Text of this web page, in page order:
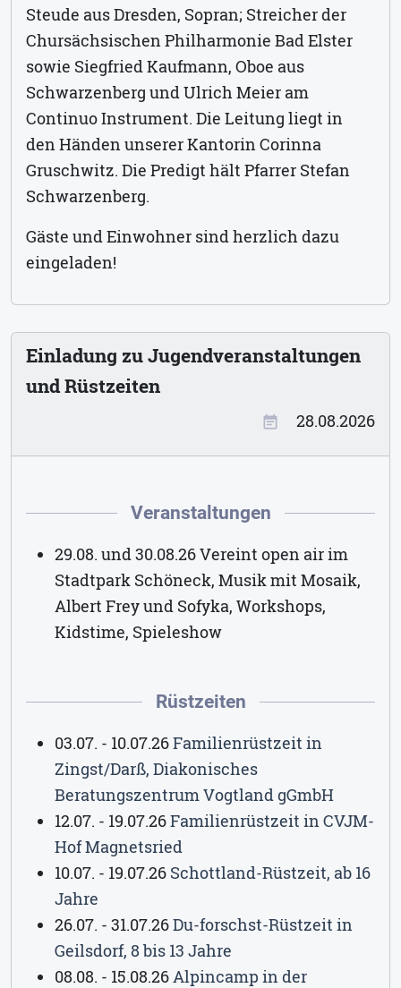
Steude aus Dresden, Sopran; Streicher der
Chursächsischen Philharmonie Bad Elster
sowie Siegfried Kaufmann, Oboe aus
Schwarzenberg und Ulrich Meier am
Continuo Instrument. Die Leitung liegt in
den Händen unserer Kantorin Corinna
Gruschwitz. Die Predigt hält Pfarrer Stefan
Schwarzenberg.
Gäste und Einwohner sind herzlich dazu
eingeladen!
Einladung zu Jugendveranstaltungen
und Rüstzeiten
event_note 28.08.2026
Veranstaltungen
29.08. und 30.08.26 Vereint open air im
Stadtpark Schöneck, Musik mit Mosaik,
Albert Frey und Sofyka, Workshops,
Kidstime, Spieleshow
Rüstzeiten
03.07. - 10.07.26Familienrüstzeit in
Zingst/Darß, Diakonisches
Beratungszentrum Vogtland gGmbH
12.07. - 19.07.26Familienrüstzeit in CVJM-
Hof Magnetsried
10.07. - 19.07.26 Schottland-Rüstzeit, ab 16
Jahre
26.07. - 31.07.26Du-forschst-Rüstzeit in
Geilsdorf, 8 bis 13 Jahre
08.08. - 15.08.26 Alpincamp in der